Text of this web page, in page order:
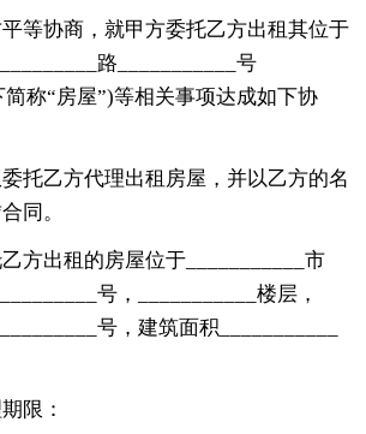
等协商，就甲方委托乙方出租其位于
路___________号
简称“房屋”)等相关事项达成如下协
托乙方代理出租房屋，并以乙方的名
同。
方出租的房屋位于___________市
号，___________楼层，
号，建筑面积___________
限：